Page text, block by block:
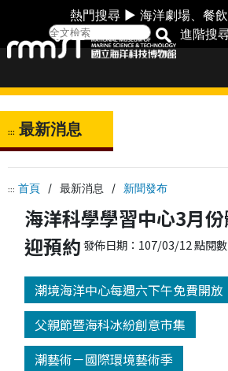
熱門搜尋 ►海洋劇場 、餐飲
進階搜
::: 最新消息
::: 首頁 / 最新消息 / 新聞發布
海洋科學學習中心3月
迎預約 發佈日期：107/03/12 點閱
潮境海洋中心每週六下午免費開放
父親節暨海科冰紛創意市集
潮藝術－國際環境藝術季